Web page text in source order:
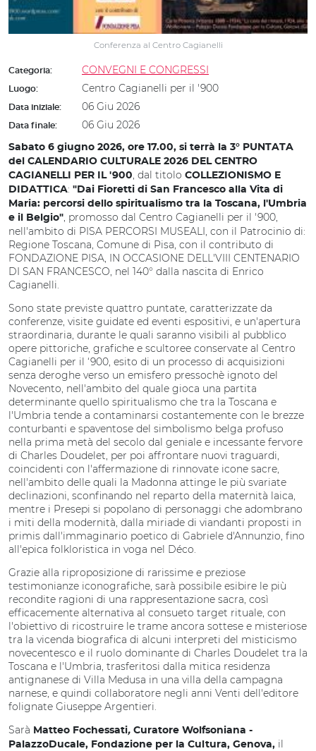
Conferenza al Centro Cagianelli
Categoria: CONVEGNI E CONGRESSI
Luogo: Centro Cagianelli per il '900
Data iniziale: 06 Giu 2026
Data finale: 06 Giu 2026
Sabato 6 giugno 2026, ore 17.00, si terrà la 3° PUNTATA
del CALENDARIO CULTURALE 2026 DEL CENTRO
CAGIANELLI PER IL '900, dal titolo COLLEZIONISMO E
DIDATTICA: "Dai Fioretti di San Francesco alla Vita di
Maria: percorsi dello spiritualismo tra la Toscana, l'Umbria
e il Belgio", promosso dal Centro Cagianelli per il '900,
nell'ambito di PISA PERCORSI MUSEALI, con il Patrocinio di:
Regione Toscana, Comune di Pisa, con il contributo di
FONDAZIONE PISA, IN OCCASIONE DELL'VIII CENTENARIO
DI SAN FRANCESCO, nel 140° dalla nascita di Enrico
Cagianelli.
Sono state previste quattro puntate, caratterizzate da
conferenze, visite guidate ed eventi espositivi, e un'apertura
straordinaria, durante le quali saranno visibili al pubblico
opere pittoriche, grafiche e scultoree conservate al Centro
Cagianelli per il ‘900, esito di un processo di acquisizioni
senza deroghe verso un emisfero pressochè ignoto del
Novecento, nell'ambito del quale gioca una partita
determinante quello spiritualismo che tra la Toscana e
l'Umbria tende a contaminarsi costantemente con le brezze
conturbanti e spaventose del simbolismo belga profuso
nella prima metà del secolo dal geniale e incessante fervore
di Charles Doudelet, per poi affrontare nuovi traguardi,
coincidenti con l'affermazione di rinnovate icone sacre,
nell'ambito delle quali la Madonna attinge le più svariate
declinazioni, sconfinando nel reparto della maternità laica,
mentre i Presepi si popolano di personaggi che adombrano
i miti della modernità, dalla miriade di viandanti proposti in
primis dall'immaginario poetico di Gabriele d'Annunzio, fino
all'epica folkloristica in voga nel Déco.
Grazie alla riproposizione di rarissime e preziose
testimonianze iconografiche, sarà possibile esibire le più
recondite ragioni di una rappresentazione sacra, così
efficacemente alternativa al consueto target rituale, con
l'obiettivo di ricostruire le trame ancora sottese e misteriose
tra la vicenda biografica di alcuni interpreti del misticismo
novecentesco e il ruolo dominante di Charles Doudelet tra la
Toscana e l'Umbria, trasferitosi dalla mitica residenza
antignanese di Villa Medusa in una villa della campagna
narnese, e quindi collaboratore negli anni Venti dell'editore
folignate Giuseppe Argentieri.
Sarà Matteo Fochessati, Curatore Wolfsoniana -
PalazzoDucale, Fondazione per la Cultura, Genova, il